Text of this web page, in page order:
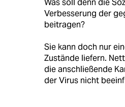
Was soll denn die
Verbesserung der
beitragen?
Sie kann doch nur
Zustände liefern.
die anschließende
der Virus nicht